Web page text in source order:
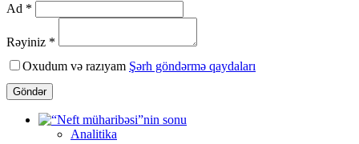
Ad *
Rəyiniz *
Oxudum və razıyam Şərh göndərmə qaydaları
Göndər
Analitika